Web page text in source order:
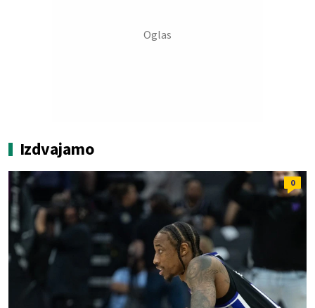
Izdvajamo
0